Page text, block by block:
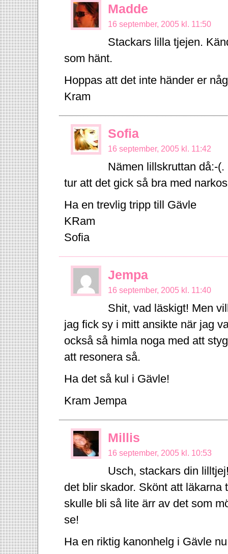
Madde
16 september, 2005 kl. 11:50
Stackars lilla tjejen.
som hänt.
Hoppas att det inte händer er
Kram
Sofia
16 september, 2005 kl. 11:42
Nämen lillskruttan då:-
tur att det gick så bra med
Ha en trevlig tripp till Gävle
KRam
Sofia
Jempa
16 september, 2005 kl. 11:40
Shit, vad läskigt! Men
jag fick sy i mitt ansikte när jag
också så himla noga med att
att resonera så.
Ha det så kul i Gävle!
Kram Jempa
Millis
16 september, 2005 kl. 10:53
Usch, stackars din
det blir skador. Skönt att
skulle bli så lite ärr av det som
se!
Ha en riktig kanonhelg i Gävle